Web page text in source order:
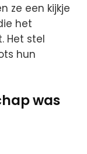
ze een kijkje
het
Het stel
hun
was